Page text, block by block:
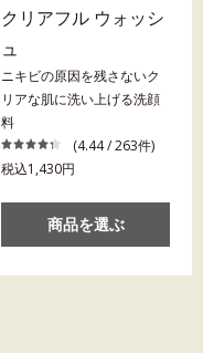
クリアフル ウォッシ
ュ
ニキビの原因を残さないク
リアな肌に洗い上げる洗顔
料
(4.44 / 263件)
税込1,430円
商品を選ぶ